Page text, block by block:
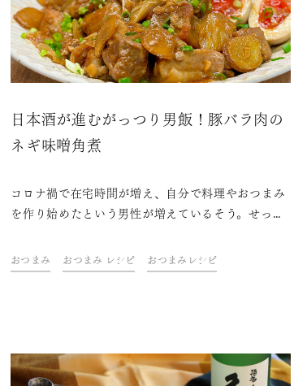
日本酒が進むがっつり男飯！豚バラ肉の
ネギ味噌角煮
コロナ禍で在宅時間が増え、自分で料理やおつまみ
を作り始めたという男性が増えているそう。せっか
ですよね。そこで、今回はお酒のおつまみにも夕飯
のおかずにもなる、がっつり男飯をご紹介。レシピ
人超えのしにゃさん。「久保田 千寿」が大好きだそ
うで、日本酒が進むがっつりおつまみを教えていた
おつまみ おつまみ レシピ おつまみレシピ